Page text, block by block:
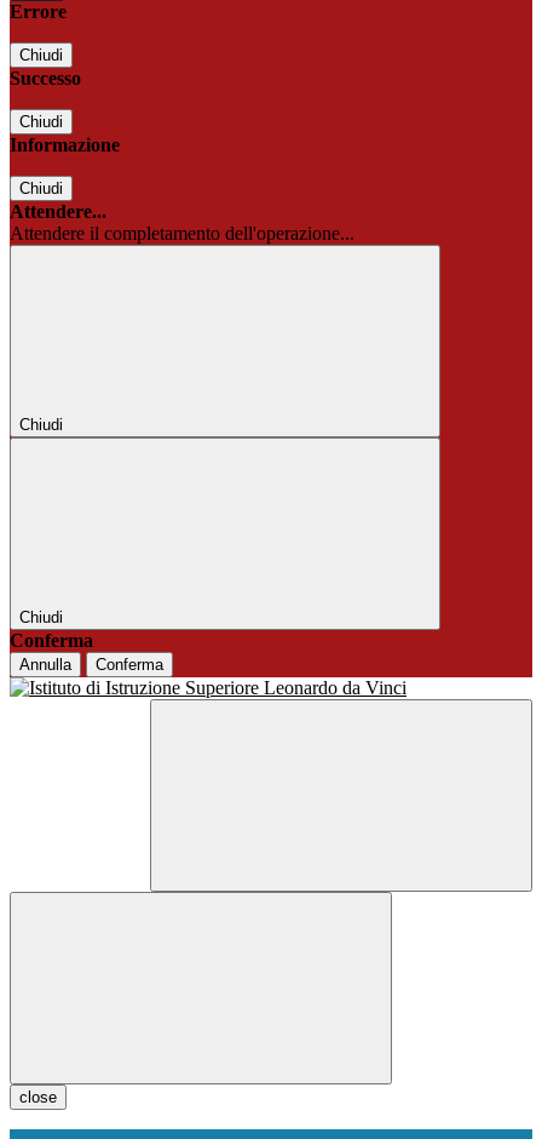
Errore
Chiudi
Successo
Chiudi
Informazione
Chiudi
Attendere...
Attendere il completamento dell'operazione...
Chiudi
Chiudi
Conferma
Annulla Conferma
close